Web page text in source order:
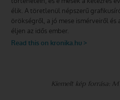
Kiemelt kép forrása: